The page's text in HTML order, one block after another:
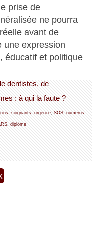
prise de
ne pourra
avant de
une expression
éducatif et politique
dentistes, de
: à qui la faute ?
, soignants, urgence, SOS, numerus
, diplômé